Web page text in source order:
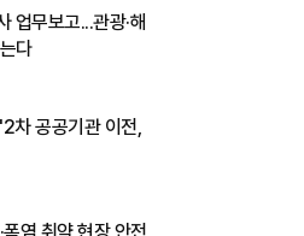
업무보고...관광·해
다
차 공공기관 이전,